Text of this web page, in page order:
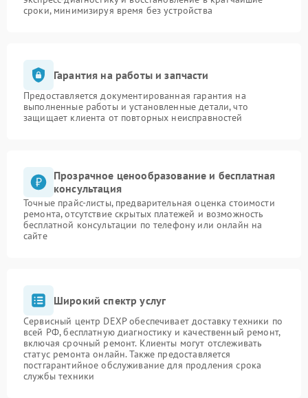
сроки, минимизируя время без устройства
Гарантия на работы и запчасти
Предоставляется документированная гарантия на
выполненные работы и установленные детали, что
защищает клиента от повторных неисправностей
Прозрачное ценообразование и бесплатная
консультация
Точные прайс-листы, предварительная оценка стоимости
ремонта, отсутствие скрытых платежей и возможность
бесплатной консультации по телефону или онлайн на
сайте
Широкий спектр услуг
Сервисный центр DEXP обеспечивает доставку техники по
всей РФ, бесплатную диагностику и качественный ремонт,
включая срочный ремонт. Клиенты могут отслеживать
статус ремонта онлайн. Также предоставляется
постгарантийное обслуживание для продления срока
службы техники